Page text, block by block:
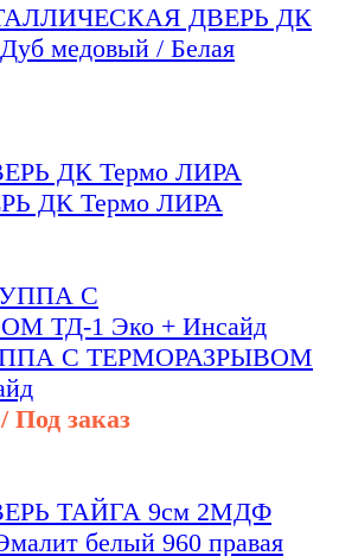
ДВЕРЬ ДК
медовый / Белая
ДК Термо ЛИРА
С ТЕРМОРАЗРЫВОМ
Под заказ